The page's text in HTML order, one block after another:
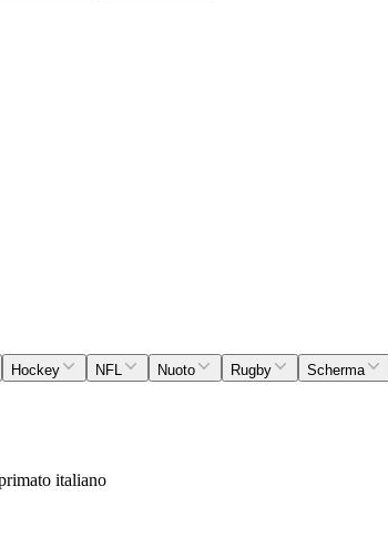
Hockey NFL Nuoto Rugby Scherma
italiano